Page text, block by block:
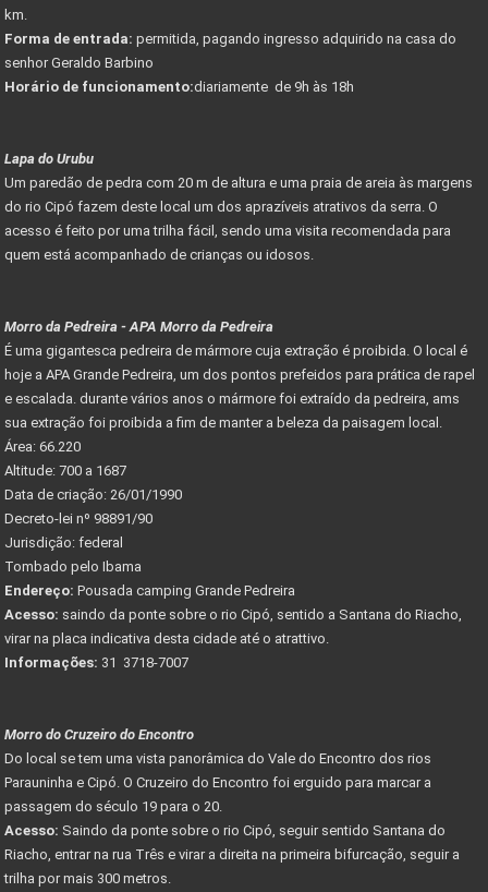
km.
Forma de entrada: permitida, pagando ingresso adquirido na casa do
senhor Geraldo Barbino
Horário de funcionamento:diariamente de 9h às 18h
Lapa do Urubu
Um paredão de pedra com 20 m de altura e uma praia de areia às margens
do rio Cipó fazem deste local um dos aprazíveis atrativos da serra. O
acesso é feito por uma trilha fácil, sendo uma visita recomendada para
quem está acompanhado de crianças ou idosos.
Morro da Pedreira - APA Morro da Pedreira
É uma gigantesca pedreira de mármore cuja extração é proibida. O local é
hoje a APA Grande Pedreira, um dos pontos prefeidos para prática de rapel
e escalada. durante vários anos o mármore foi extraído da pedreira, ams
sua extração foi proibida a fim de manter a beleza da paisagem local.
Área: 66.220
Altitude: 700 a 1687
Data de criação: 26/01/1990
Decreto-lei nº 98891/90
Jurisdição: federal
Tombado pelo Ibama
Endereço: Pousada camping Grande Pedreira
Acesso: saindo da ponte sobre o rio Cipó, sentido a Santana do Riacho,
virar na placa indicativa desta cidade até o atrattivo.
Informações: 31 3718-7007
Morro do Cruzeiro do Encontro
Do local se tem uma vista panorâmica do Vale do Encontro dos rios
Parauninha e Cipó. O Cruzeiro do Encontro foi erguido para marcar a
passagem do século 19 para o 20.
Acesso: Saindo da ponte sobre o rio Cipó, seguir sentido Santana do
Riacho, entrar na rua Três e virar a direita na primeira bifurcação, seguir a
trilha por mais 300 metros.